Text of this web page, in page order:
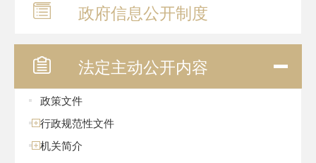
政府信息公开制度
法定主动公开内容
政策文件
行政规范性文件
机关简介